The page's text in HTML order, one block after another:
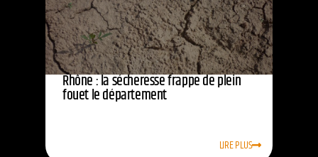
Rhône : la sécheresse frappe de plein
fouet le département
LIRE PLUS